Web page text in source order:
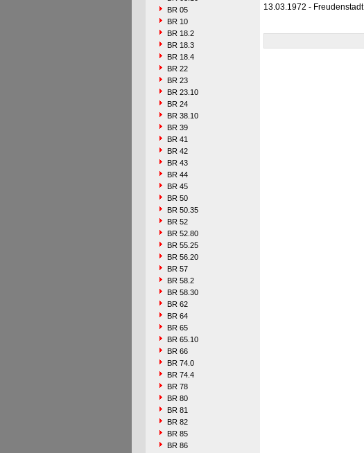
BR 05
BR 10
BR 18.2
BR 18.3
BR 18.4
BR 22
BR 23
BR 23.10
BR 24
BR 38.10
BR 39
BR 41
BR 42
BR 43
BR 44
BR 45
BR 50
BR 50.35
BR 52
BR 52.80
BR 55.25
BR 56.20
BR 57
BR 58.2
BR 58.30
BR 62
BR 64
BR 65
BR 65.10
BR 66
BR 74.0
BR 74.4
BR 78
BR 80
BR 81
BR 82
BR 85
BR 86
13.03.1972 - Freudenstadt